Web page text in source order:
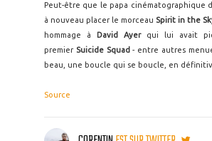
Peut-être que le papa cinématographique
à nouveau placer le morceau Spirit in the
hommage à David Ayerqui lui avait
premier Suicide Squad - entre autres
beau, une boucle qui se boucle, en
Source